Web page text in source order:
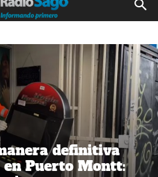
definitiva
en Puerto Montt: